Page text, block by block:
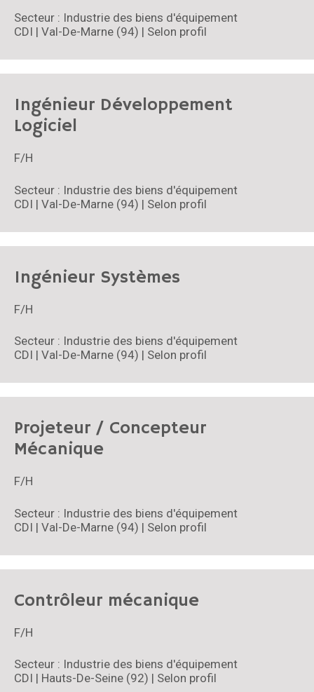
Secteur : Industrie des biens d'équipement
CDI | Val-De-Marne (94) | Selon profil
Ingénieur Développement
Logiciel
F/H
Secteur : Industrie des biens d'équipement
CDI | Val-De-Marne (94) | Selon profil
Ingénieur Systèmes
F/H
Secteur : Industrie des biens d'équipement
CDI | Val-De-Marne (94) | Selon profil
Projeteur / Concepteur
Mécanique
F/H
Secteur : Industrie des biens d'équipement
CDI | Val-De-Marne (94) | Selon profil
Contrôleur mécanique
F/H
Secteur : Industrie des biens d'équipement
CDI | Hauts-De-Seine (92) | Selon profil